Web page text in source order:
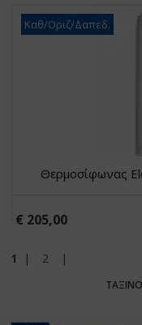
Καθ/Οριζ/Δαπεδ.
Θερμοσίφωνας
€ 205,00
1 | 2 |